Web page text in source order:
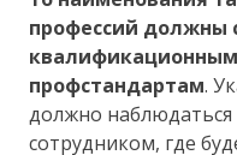
профессий должны
профстандартам.
должно
сотрудником, где